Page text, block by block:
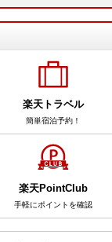
楽天トラベル
簡単宿泊予約！
楽天PointClub
手軽にポイントを確認